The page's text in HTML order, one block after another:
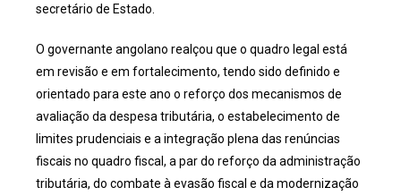
secretário de Estado.
O governante angolano realçou que o quadro legal está
em revisão e em fortalecimento, tendo sido definido e
orientado para este ano o reforço dos mecanismos de
avaliação da despesa tributária, o estabelecimento de
limites prudenciais e a integração plena das renúncias
fiscais no quadro fiscal, a par do reforço da administração
tributária, do combate à evasão fiscal e da modernização